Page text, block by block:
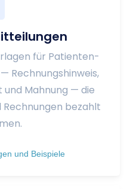
für Patienten-
Rechnungshinweis,
Mahnung — die
bezahlt
und Beispiele